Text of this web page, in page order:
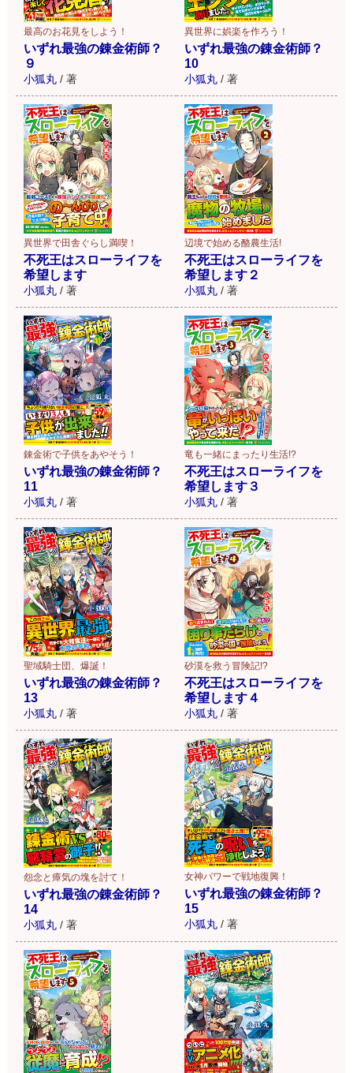
最高のお花見をしよう！
いずれ最強の錬金術師？
９
小狐丸 / 著
異世界に娯楽を作ろう！
いずれ最強の錬金術師？
10
小狐丸 / 著
異世界で田舎ぐらし満喫！
不死王はスローライフを
希望します
小狐丸 / 著
辺境で始める酪農生活!
不死王はスローライフを
希望します２
小狐丸 / 著
錬金術で子供をあやそう！
いずれ最強の錬金術師？
11
小狐丸 / 著
竜も一緒にまったり生活!?
不死王はスローライフを
希望します３
小狐丸 / 著
聖域騎士団、爆誕！
いずれ最強の錬金術師？
13
小狐丸 / 著
砂漠を救う冒険記!?
不死王はスローライフを
希望します４
小狐丸 / 著
怨念と瘴気の塊を討て！
いずれ最強の錬金術師？
14
小狐丸 / 著
女神パワーで戦地復興！
いずれ最強の錬金術師？
15
小狐丸 / 著